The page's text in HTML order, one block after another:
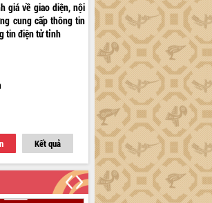
giá về giao diện, nội
cung cấp thông tin
tin điện tử tỉnh
Kết quả